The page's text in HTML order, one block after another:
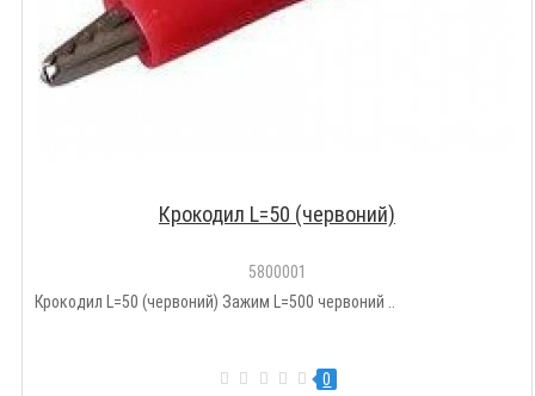
Крокодил L=50 (червоний)
5800001
Крокодил L=50 (червоний) Зажим L=500 червоний ..
0